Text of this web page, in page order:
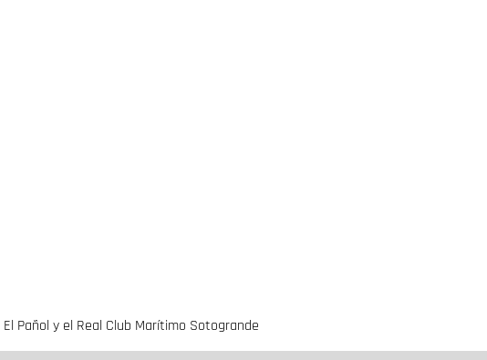
Pañol y el Real Club Marítimo Sotogrande